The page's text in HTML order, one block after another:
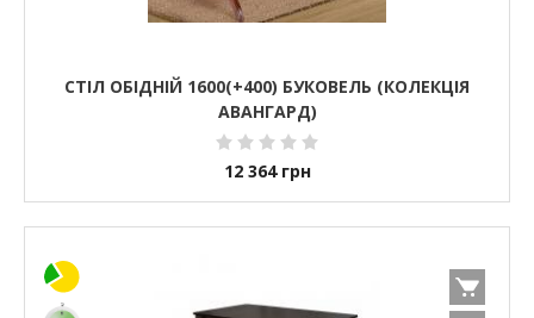
СТІЛ ОБІДНІЙ 1600(+400) БУКОВЕЛЬ (КОЛЕКЦІЯ
АВАНГАРД)
12 364 грн